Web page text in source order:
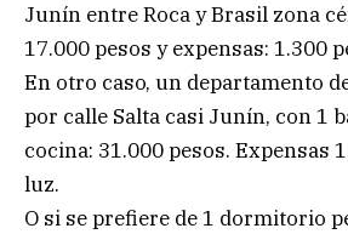
Junín entre Roca y Brasil zona
17.000 pesos y expensas: 1.300
En otro caso, un departamento
por calle Salta casi Junín, con 1
cocina: 31.000 pesos. Expensas
luz.
O si se prefiere de 1 dormitorio